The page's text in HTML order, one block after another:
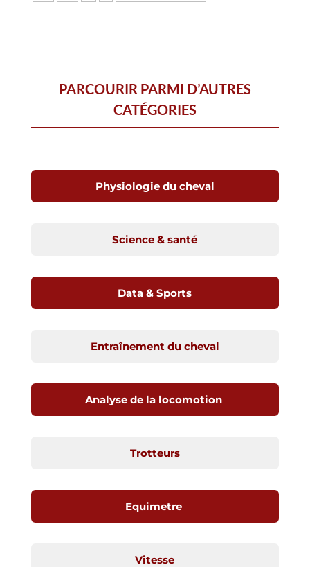
PARCOURIR PARMI D’AUTRES
CATÉGORIES
Physiologie du cheval
Science & santé
Data & Sports
Entraînement du cheval
Analyse de la locomotion
Trotteurs
Equimetre
Vitesse